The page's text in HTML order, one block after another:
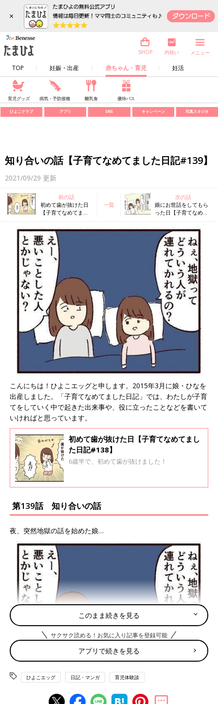
×
TOP 妊娠・出産 赤ちゃん・育児 妊活
SHOP 内祝い メニュー
育児グッズ 病気・予防接種 離乳食 優待パス
ひよこクラブ アプリ SNS キャンペーン 写真スタジオ
知り合いの話【子育てなめてました日記#139】
2021/09/29 更新
前の話
初めて歯が抜けた日
【子育てなめてまし
一覧
次の話
娘にお世話をしてもら
った日【子育てなめて
こんにちは！ひよこエッグと申します。2015年3月に娘・ひなを
出産しました。「子育てなめてました日記」では、わたしが子育
てをしていく中で起きた出来事や、役に立ったことなどを書いて
いければと思っています。
初めて歯が抜けた日【子育てなめてまし
た日記#138】
6歳半で、初めて歯が抜けました！
第139話 知り合いの話
夜、突然地獄の話を始めた娘…
このまま続きを見る
サクサク読める！お気に入り記事を登録可能
アプリで続きを見る
ひよこエッグ 日記・マンガ 育児体験談